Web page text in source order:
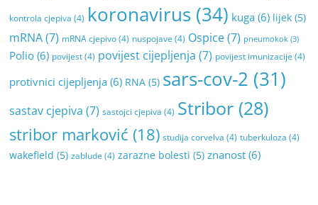
kontrola cjepiva (4) koronavirus (34) kuga (6) lijek (5)
mRNA(7) mRNA cjepivo(4) nuspojave (4) Ospice(7) pneumokok (3)
Polio (6) povijest(4) povijest cijepljenja (7) povijest imunizacije (4)
protivnici cijepljenja (6) RNA (5) sars-cov-2 (31)
sastav cjepiva (7) sastojci cjepiva (4) Stribor (28)
stribor marković (18) studija corvelva (4) tuberkuloza (4)
wakefield (5) zablude (4) zarazne bolesti (5) znanost (6)